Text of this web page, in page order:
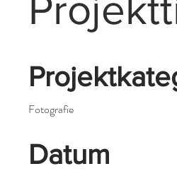
Fotografie
Datum